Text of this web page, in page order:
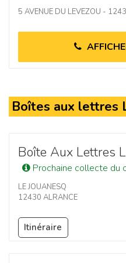
5 AVENUE DU LEVEZOU -
Boîtes aux lettres
Boîte Aux Lettres
Prochaine collecte du
LE JOUANESQ
12430 ALRANCE
Itinéraire